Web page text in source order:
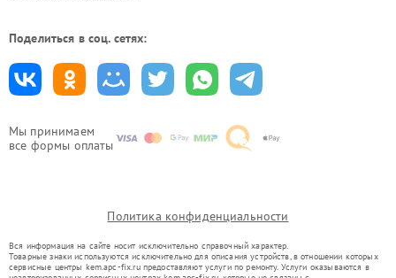
Мы принимаем
все формы оплаты
Поделиться в соц. сетях:
Политика конфиденциальности
Вся информация на сайте носит исключительно справочный характер.
Товарные знаки используются исключительно для описания устройств, в отношении которых
сервисные центры kem.apc-fix.ru предоставляют услуги по ремонту. Услуги оказываются в